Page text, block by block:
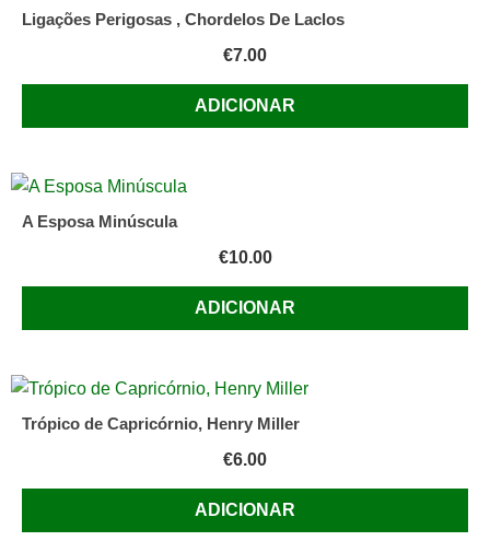
Ligações Perigosas , Chordelos De Laclos
€7.00
ADICIONAR
A Esposa Minúscula
€10.00
ADICIONAR
Trópico de Capricórnio, Henry Miller
€6.00
ADICIONAR